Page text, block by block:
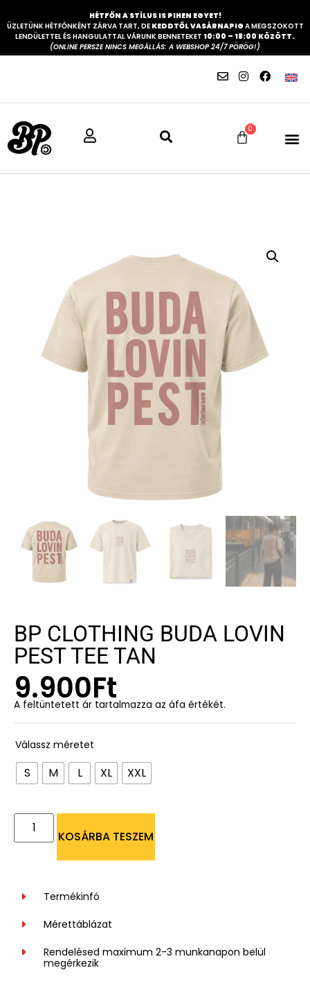
HÉTFŐN A STÍLUS IS PIHEN EGYET!
ÜZLETÜNK HÉTFŐNKÉNT ZÁRVA TART, DE KEDDTŐL VASÁRNAPIG A MEGSZOKOTT
LENDÜLETTEL ÉS HANGULATTAL VÁRUNK BENNETEKET 10:00 – 18:00 KÖZÖTT.
(ONLINE PERSZE NINCS MEGÁLLÁS: A WEBSHOP 24/7 PÖRÖG!)
0
BP CLOTHING BUDA LOVIN
PEST TEE TAN
9.900Ft
A feltüntetett ár tartalmazza az áfa értékét.
Válassz méretet
S M L XL XXL
KOSÁRBA TESZEM
Termékinfó
Mérettáblázat
Rendelésed maximum 2-3 munkanapon belül
megérkezik